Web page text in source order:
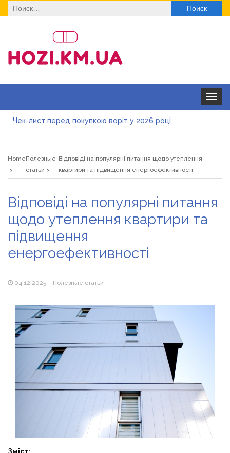
Найти:
Toggle
Чек-лист перед покупкою воріт у 2026 році
типові помилки, відмова та як її уникнути
варіант
Натуральна косметика Хіларі для захисту шкіри від
сонця
Магазин паяльников: рейтинг лучших магазинов Украины
2026
HomeПолезные
статьи
Відповіді на популярні питання щодо утеплення
квартири та підвищення енергоефективності
Відповіді на популярні питання
щодо утеплення квартири та
підвищення
енергоефективності
04.12.2025 Полезные статьи
Зміст: